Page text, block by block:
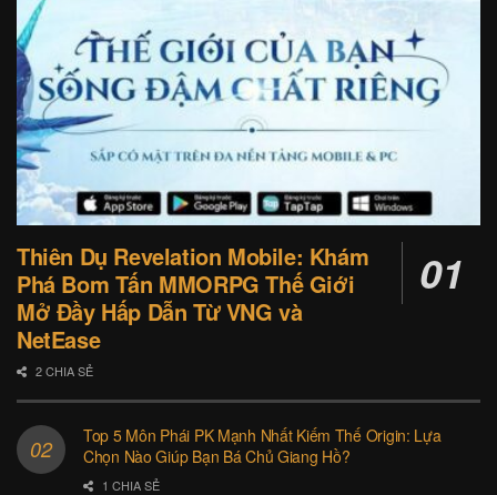
Thiên Dụ Revelation Mobile: Khám
Phá Bom Tấn MMORPG Thế Giới
Mở Đầy Hấp Dẫn Từ VNG và
NetEase
2 CHIA SẺ
Top 5 Môn Phái PK Mạnh Nhất Kiếm Thế Origin: Lựa
Chọn Nào Giúp Bạn Bá Chủ Giang Hồ?
1 CHIA SẺ